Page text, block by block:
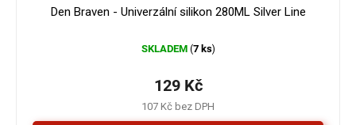
Den Braven - Univerzální silikon 280ML Silver Line
SKLADEM (7 ks)
107 Kč bez DPH
129 Kč